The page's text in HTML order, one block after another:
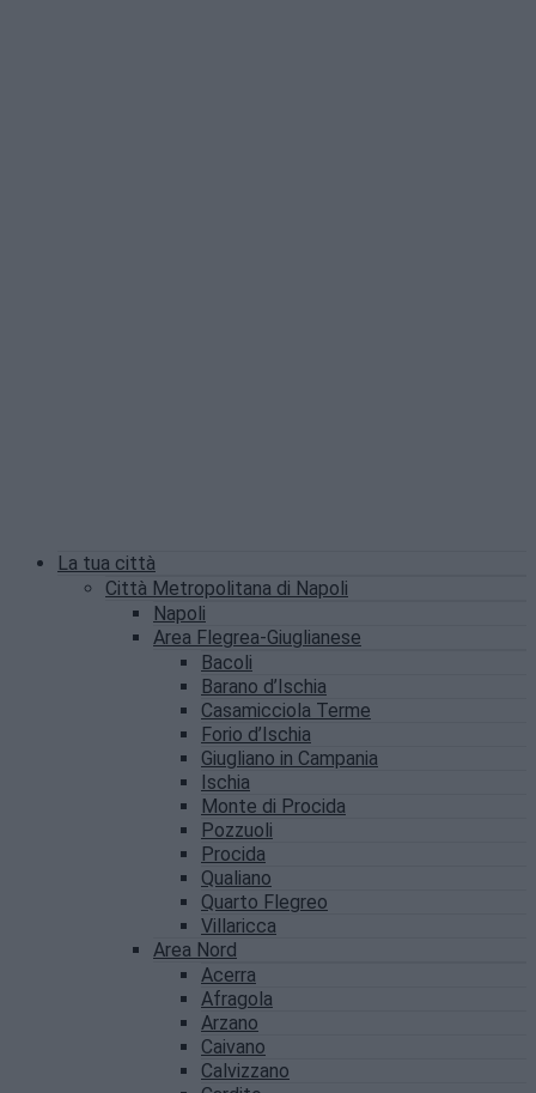
La tua città
Città Metropolitana di Napoli
Napoli
Area Flegrea-Giuglianese
Bacoli
Barano d’Ischia
Casamicciola Terme
Forio d’Ischia
Giugliano in Campania
Ischia
Monte di Procida
Pozzuoli
Procida
Qualiano
Quarto Flegreo
Villaricca
Area Nord
Acerra
Afragola
Arzano
Caivano
Calvizzano